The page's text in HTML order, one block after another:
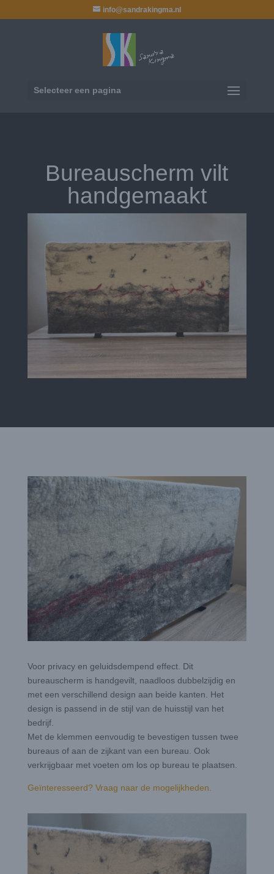
info@sandrakingma.nl
Selecteer een pagina
Bureauscherm vilt
handgemaakt
Voor privacy en geluidsdempend effect. Dit
bureauscherm is handgevilt, naadloos dubbelzijdig en
met een verschillend design aan beide kanten. Het
design is passend in de stijl van de huisstijl van het
bedrijf.
Met de klemmen eenvoudig te bevestigen tussen twee
bureaus of aan de zijkant van een bureau. Ook
verkrijgbaar met voeten om los op bureau te plaatsen.
Geïnteresseerd? Vraag naar de mogelijkheden.